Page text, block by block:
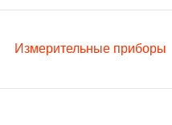
Измерительные приборы